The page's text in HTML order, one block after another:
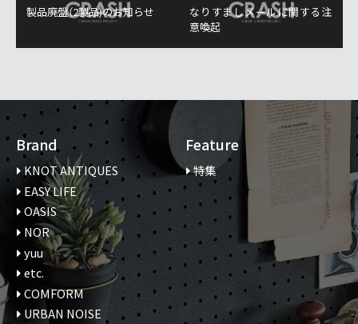
製品廃盤（2製品)のお知らせ
なりすましメールに関する注
意喚起
Brand
KNOT ANTIQUES
EASY LIFE
OASIS
NOR
yuu
etc.
COMFORM
URBAN NOISE
Feature
特集